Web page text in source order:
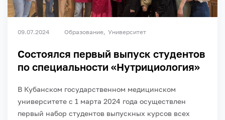
09.07.2024 Образование Университет
Состоялся первый выпуск студентов
по специальности «Нутрициология»
В Кубанском государственном медицинском
университете с 1 марта 2024 года осуществлен
первый набор студентов выпускных курсов всех